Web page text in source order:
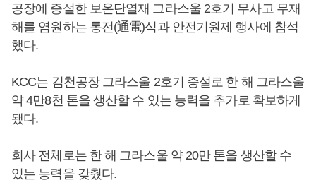
공장에 증설한 보온단열재 그라스울 2호기 무사고 무재
해를 염원하는 통전(通電)식과 안전기원제 행사에 참석
했다.
KCC는 김천공장 그라스울 2호기 증설로 한 해 그라스울
약 4만8천 톤을 생산할 수 있는 능력을 추가로 확보하게
됐다.
회사 전체로는 한 해 그라스울 약 20만 톤을 생산할 수
있는 능력을 갖췄다.